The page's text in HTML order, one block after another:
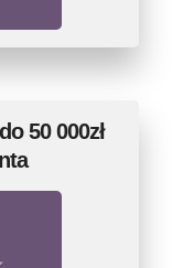
50 000zł